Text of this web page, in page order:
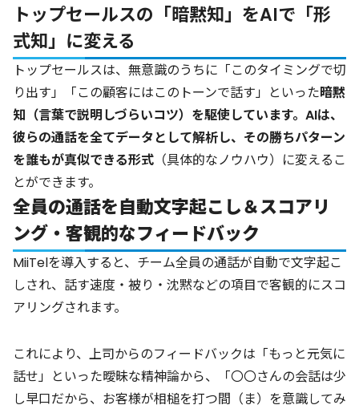
トップセールスの「暗黙知」をAIで「形
式知」に変える
トップセールスは、無意識のうちに「このタイミングで切
り出す」「この顧客にはこのトーンで話す」といった暗黙
知（言葉で説明しづらいコツ）を駆使しています。AIは、
彼らの通話を全てデータとして解析し、その勝ちパターン
を誰もが真似できる形式 （具体的なノウハウ）に変えるこ
とができます。
全員の通話を自動文字起こし＆スコアリ
ング・客観的なフィードバック
MiiTelを導入すると、チーム全員の通話が自動で文字起こ
しされ、話す速度・被り・沈黙などの項目で客観的にスコ
アリングされます。
これにより、上司からのフィードバックは「もっと元気に
話せ」といった曖昧な精神論から、「〇〇さんの会話は少
し早口だから、お客様が相槌を打つ間（ま）を意識してみ